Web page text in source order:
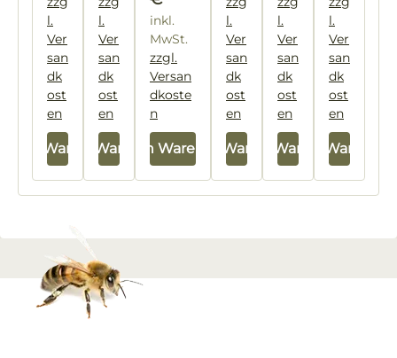
l.
Ver
san
dk
ost
en
den Warenkorb
l.
Ver
san
dk
ost
en
In den Warenkorb
inkl.
MwSt.
zzgl.
Versan
dkoste
n
In den Warenkorb
l.
Ver
san
dk
ost
en
In den Warenkorb
l.
Ver
san
dk
ost
en
In den Warenkorb
l.
Ver
san
dk
ost
en
In den